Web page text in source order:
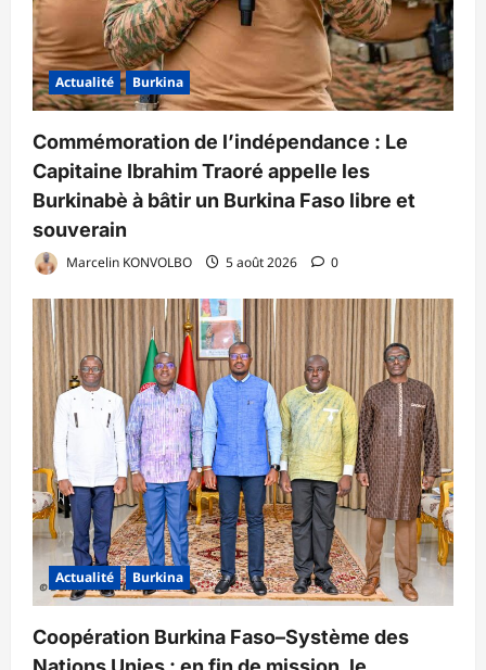
Actualité Burkina
Commémoration de l’indépendance : Le
Capitaine Ibrahim Traoré appelle les
Burkinabè à bâtir un Burkina Faso libre et
souverain
Marcelin KONVOLBO 5 août 2026 0
Actualité Burkina
Coopération Burkina Faso–Système des